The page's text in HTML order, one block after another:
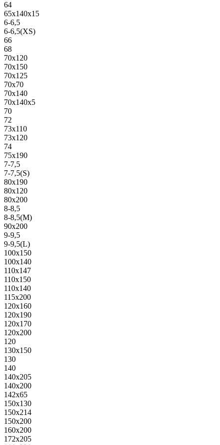
64
65х140х15
6-6,5
6-6,5(XS)
66
68
70х120
70х150
70х125
70х70
70х140
70х140х5
70
72
73х110
73х120
74
75х190
7-7,5
7-7,5(S)
80х190
80х120
80х200
8-8,5
8-8,5(M)
90х200
9-9,5
9-9,5(L)
100х150
100х140
110х147
110х150
110х140
115х200
120х160
120х190
120х170
120х200
120
130х150
130
140
140х205
140х200
142х65
150х130
150х214
150х200
160х200
172х205